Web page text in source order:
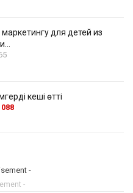
для детей из
кеші өтті
088
-